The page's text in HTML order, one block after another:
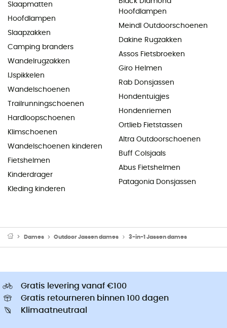
Slaapmatten
Hoofdlampen
Slaapzakken
Camping branders
Wandelrugzakken
IJspikkelen
Wandelschoenen
Trailrunningschoenen
Hardloopschoenen
Klimschoenen
Wandelschoenen kinderen
Fietshelmen
Kinderdrager
Kleding kinderen
Hoofdlampen
Meindl Outdoorschoenen
Dakine Rugzakken
Assos Fietsbroeken
Giro Helmen
Rab Donsjassen
Hondentuigjes
Hondenriemen
Ortlieb Fietstassen
Altra Outdoorschoenen
Buff Colsjaals
Abus Fietshelmen
Patagonia Donsjassen
Dames Outdoor Jassen dames 3-in-1 Jassen dames
Gratis levering vanaf €100
Gratis retourneren binnen 100 dagen
Klimaatneutraal